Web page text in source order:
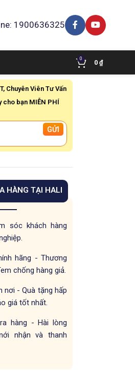
1900636325
0
0 ₫
Chuyên Viên Tư Vấn
cho bạn MIỄN PHÍ
HÀNG TẠI HALI
sóc khách hàng
hãng - Thương
chống hàng giả.
nơi - Quà tặng hấp
giá tốt nhất.
hàng - Hài lòng
nhận và thanh